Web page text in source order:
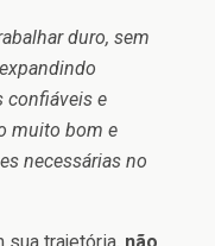
duro, sem
confiáveis e
muito bom e
necessárias no